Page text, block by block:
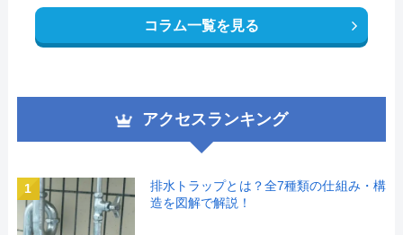
コラム一覧を見る
アクセスランキング
1
排水トラップとは？全7種類の仕組み・構
造を図解で解説！